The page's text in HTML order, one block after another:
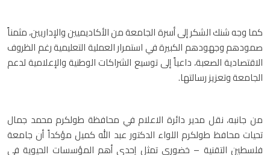
كما وجه شنك الشكر إلى أسرة الجامعة من الأكاديميين والإداريين، مثمناً
صمودهم وجهودهم الكبيرة في استمرار العملية التعليمية رغم الظروف
الاقتصادية الصعبة، داعياً إلى توسيع الشراكات الوطنية والإعلامية لدعم
الجامعة وتعزيز رسالتها.
من جانبه، نقل مدير دائرة الاعلام في محافظة طولكرم محمد جمال
تحيات محافظ طولكرم اللواء الدكتور عبد الله كميل مؤكداً أن جامعة
فلسطين التقنية – خضوري تمثل إحدى أهم المؤسسات الحيوية في